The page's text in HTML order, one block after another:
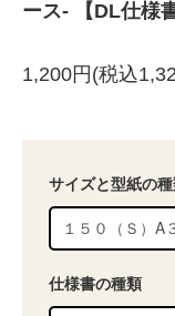
ース- 【DL仕様
1,200円(税込
サイズと型紙の
仕様書の種類